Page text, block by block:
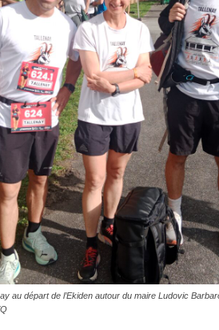
au départ de l’Ekiden autour du maire Ludovic